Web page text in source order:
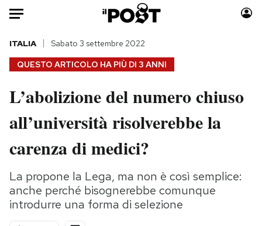
Auto
HOME
Italia
Politica
Tecnologia
Scienza
Cultura
Moda
Consumismi
Storie/Idee
Media
Europa
QUESTO ARTICOLO HA PIÙ DI 3 ANNI
ITALIA Sabato 3 settembre 2022
L’abolizione del numero chiuso
all’università risolverebbe la
carenza di medici?
La propone la Lega, ma non è così semplice:
anche perché bisognerebbe comunque
introdurre una forma di selezione